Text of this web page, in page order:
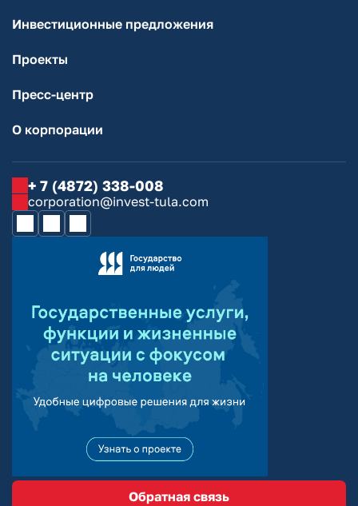
Инвестиционные предложения
Проекты
Пресс-центр
О корпорации
+ 7 (4872) 338-008
corporation@invest-tula.com
Обратная связь